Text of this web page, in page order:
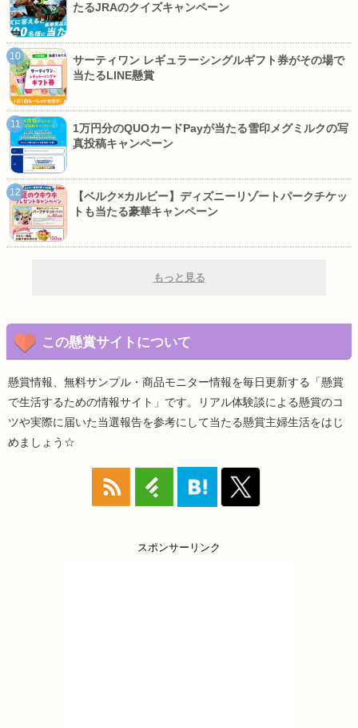
たるJRAのクイズキャンペーン
サーティワン レギュラーシングルギフト券がその場で
当たるLINE懸賞
1万円分のQUOカードPayが当たる雪印メグミルクの写
真投稿キャンペーン
【ベルク×カルビー】ディズニーリゾートパークチケッ
トも当たる豪華キャンペーン
もっと見る
この懸賞サイトについて
懸賞情報、無料サンプル・商品モニター情報を毎日更新する「懸賞
で生活するための情報サイト」です。リアル体験談による懸賞のコ
ツや実際に届いた当選報告を参考にして当たる懸賞主婦生活をはじ
めましょう☆
スポンサーリンク